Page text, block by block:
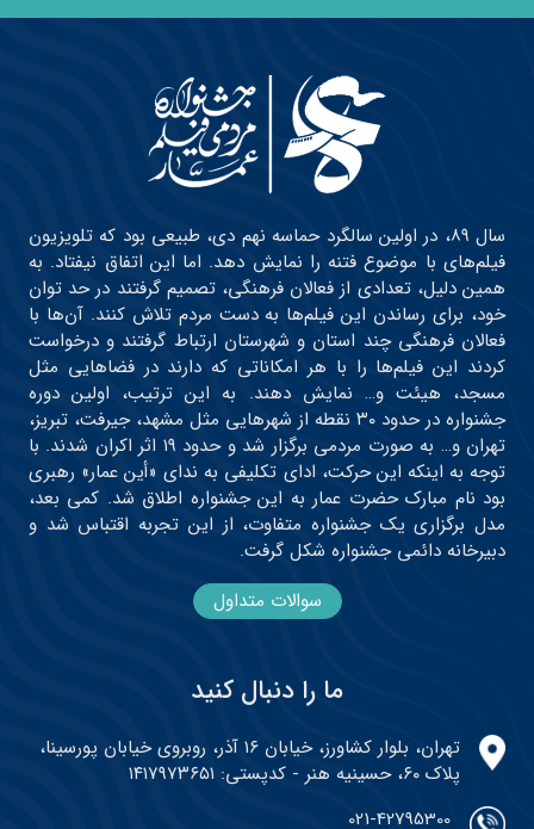
سال ۸۹، در اولین سالگرد حماسه نهم دی، طبیعی بود که تلویزیون
فیلم‌های با موضوع فتنه را نمایش دهد. اما این اتفاق نیفتاد. به
همین دلیل، تعدادی از فعالان فرهنگی، تصمیم گرفتند در حد توان
خود، برای رساندن این فیلم‌ها به دست مردم تلاش کنند. آن‌ها با
فعالان فرهنگی چند استان و شهرستان ارتباط گرفتند و درخواست
کردند این فیلم‌ها را با هر امکاناتی که دارند در فضاهایی مثل
مسجد، هیئت و… نمایش دهند. به این ترتیب، اولین دوره
جشنواره در حدود ۳۰ نقطه از شهرهایی مثل مشهد، جیرفت، تبریز،
تهران و… به صورت مردمی برگزار شد و حدود ۱۹ اثر اکران شدند. با
توجه به اینکه این حرکت، ادای تکلیفی به ندای «أین عمار» رهبری
بود نام مبارک حضرت عمار به این جشنواره اطلاق شد. کمی بعد،
مدل برگزاری یک جشنواره متفاوت، از این تجربه اقتباس شد و
دبیرخانه دائمی جشنواره شکل گرفت.
سوالات متداول
ما را دنبال کنید
تهران، بلوار کشاورز، خیابان ۱۶ آذر، روبروی خیابان پورسینا،
پلاک ۶۰، حسینیه هنر - کدپستی: ۱۴۱۷۹۷۳۶۵۱
021-42795300